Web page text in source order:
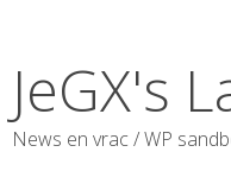
content
JeGX's
News en vrac / WP